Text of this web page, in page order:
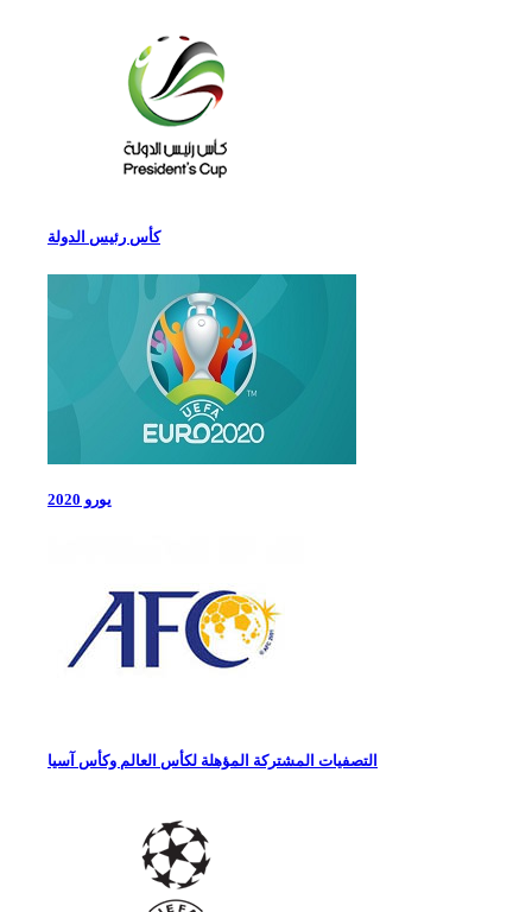
كأس رئيس الدولة
يورو 2020
التصفيات المشتركة المؤهلة لكأس العالم وكأس آسيا